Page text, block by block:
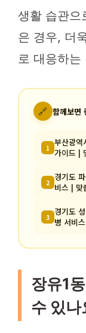
생활 습관으
은 경우, 더
로 대응하는
🔗 함께보면
1 부산광역
가이드 |
2 경기도
비스 | 맞
3 경기도
병 서비
장유1
수 있나